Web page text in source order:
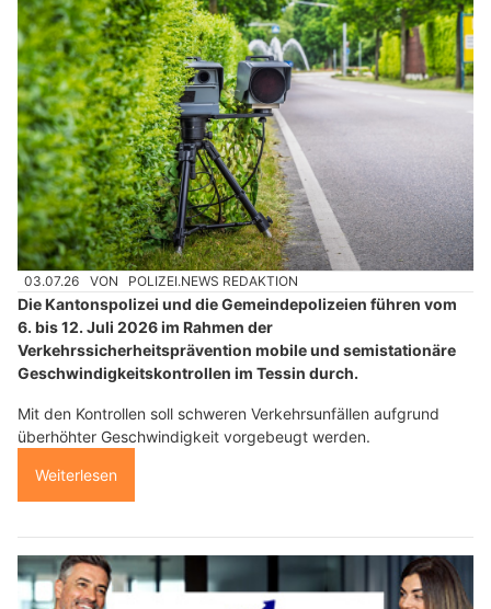
03.07.26 VON POLIZEI.NEWS REDAKTION
Die Kantonspolizei und die Gemeindepolizeien führen vom
6. bis 12. Juli 2026 im Rahmen der
Verkehrssicherheitsprävention mobile und semistationäre
Geschwindigkeitskontrollen im Tessin durch.
Mit den Kontrollen soll schweren Verkehrsunfällen aufgrund
überhöhter Geschwindigkeit vorgebeugt werden.
Weiterlesen